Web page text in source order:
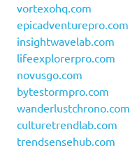
vortexohq.com
epicadventurepro.com
insightwavelab.com
lifeexplorerpro.com
novusgo.com
bytestormpro.com
wanderlustchrono.com
culturetrendlab.com
trendsensehub.com